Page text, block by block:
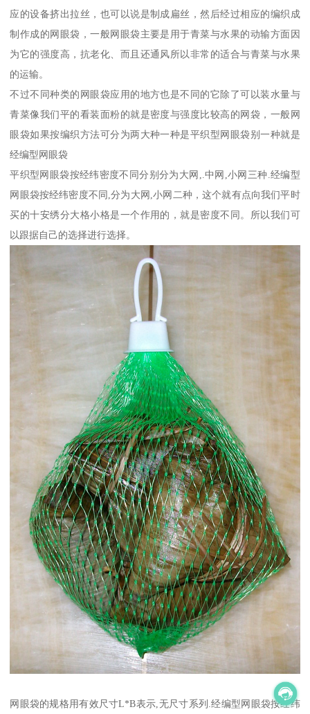
应的设备挤出拉丝，也可以说是制成扁丝，然后经过相应的编织成
制作成的网眼袋，一般网眼袋主要是用于青菜与水果的动输方面因
为它的强度高，抗老化、而且还通风所以非常的适合与青菜与水果
的运输。
不过不同种类的网眼袋应用的地方也是不同的它除了可以装水量与
青菜像我们平的看装面粉的就是密度与强度比较高的网袋，一般网
眼袋如果按编织方法可分为两大种一种是平织型网眼袋别一种就是
经编型网眼袋
平织型网眼袋按经纬密度不同分别分为大网,.中网,小网三种.经编型
网眼袋按经纬密度不同,分为大网,小网二种，这个就有点向我们平时
买的十安绣分大格小格是一个作用的，就是密度不同。所以我们可
以跟据自己的选择进行选择。
网眼袋的规格用有效尺寸L*B表示,无尺寸系列.经编型网眼袋按经纬